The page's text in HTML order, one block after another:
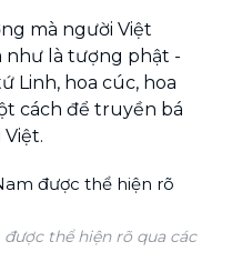
mà người Việt
là tượng phật -
Linh, hoa cúc, hoa
cách để truyền bá
thể hiện rõ qua các